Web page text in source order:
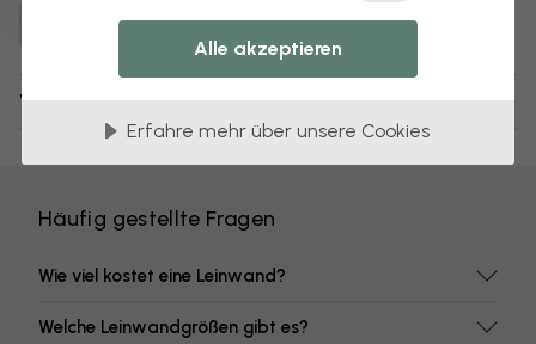
Versand und Retouren
Häufig gestellte Fragen
Wie viel kostet eine Leinwand?
Welche Leinwandgrößen gibt es?
Alle akzeptieren
Erfahre mehr über unsere Cookies